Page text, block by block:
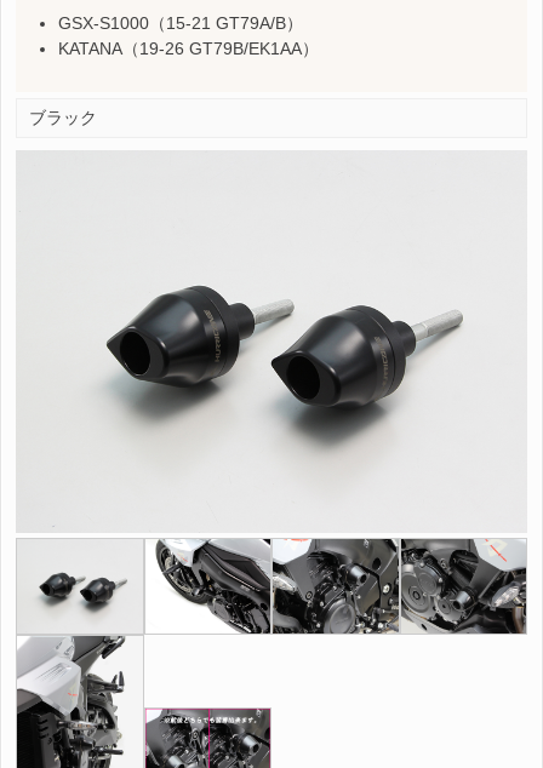
GSX-S1000（15-21 GT79A/B）
KATANA（19-26 GT79B/EK1AA）
ブラック